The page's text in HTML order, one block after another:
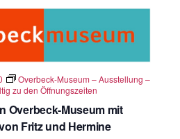
Overbeck-Museum mit
Fritz und Hermine
Overbeck-Museum – Ausstellung –
zu den Öffnungszeiten